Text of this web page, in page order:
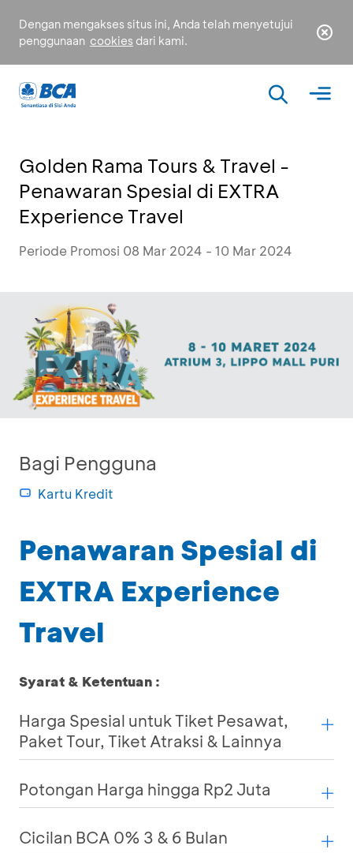
Dengan mengakses situs ini, Anda telah menyetujui
penggunaan cookies dari kami.
Golden Rama Tours & Travel -
Penawaran Spesial di EXTRA
Experience Travel
Periode Promosi 08 Mar 2024 - 10 Mar 2024
Bagi Pengguna
Kartu Kredit
Penawaran Spesial di
EXTRA Experience
Travel
Syarat & Ketentuan :
Harga Spesial untuk Tiket Pesawat,
Paket Tour, Tiket Atraksi & Lainnya
Potongan Harga hingga Rp2 Juta
Cicilan BCA 0% 3 & 6 Bulan